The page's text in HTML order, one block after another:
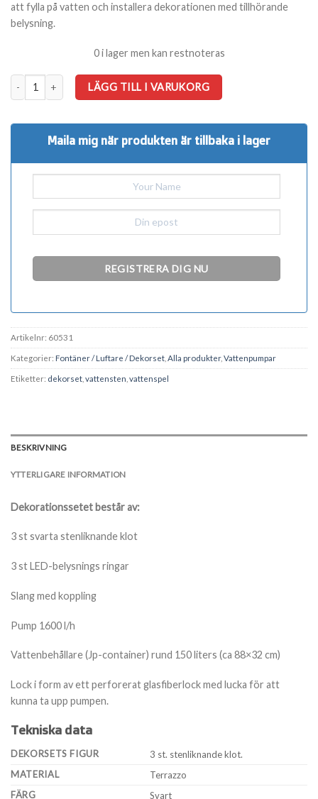
att fylla på vatten och installera dekorationen med tillhörande
belysning.
0 i lager men kan restnoteras
Dekorset London mängd
LÄGG TILL I VARUKORG
Maila mig när produkten är tillbaka i lager
Artikelnr: 60531
Kategorier: Fontäner / Luftare / Dekorset Alla produkter, Vattenpumpar
Etiketter: dekorset vattensten vattenspel
BESKRIVNING
YTTERLIGARE INFORMATION
Dekorationssetet består av:
3 st svarta stenliknande klot
3 st LED-belysnings ringar
Slang med koppling
Pump 1600 l/h
Vattenbehållare (Jp-container) rund 150 liters (ca 88×32 cm)
Lock i form av ett perforerat glasfiberlock med lucka för att
kunna ta upp pumpen.
Tekniska data
DEKORSETS FIGUR
3 st. stenliknande klot.
MATERIAL
Terrazzo
FÄRG
Svart